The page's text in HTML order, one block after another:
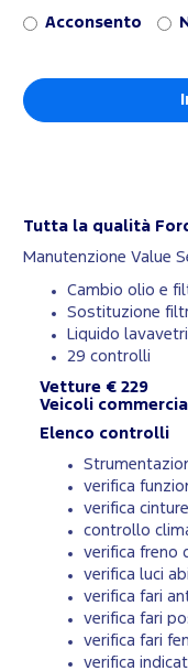
Acconsento
Tutta la qualità
Manutenzione Value
Cambio olio e
Sostituzione
Liquido lavavetri
29 controlli
Vetture € 229
Veicoli
Elenco controlli
verifica
verifica
controllo
verifica freno
verifica luci
verifica fari
verifica fari
verifica fari
verifica